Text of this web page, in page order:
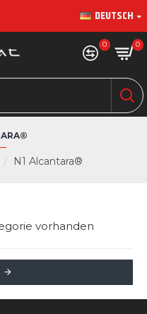
DEUTSCH
0 0
N1 Alcantara®
vorhanden